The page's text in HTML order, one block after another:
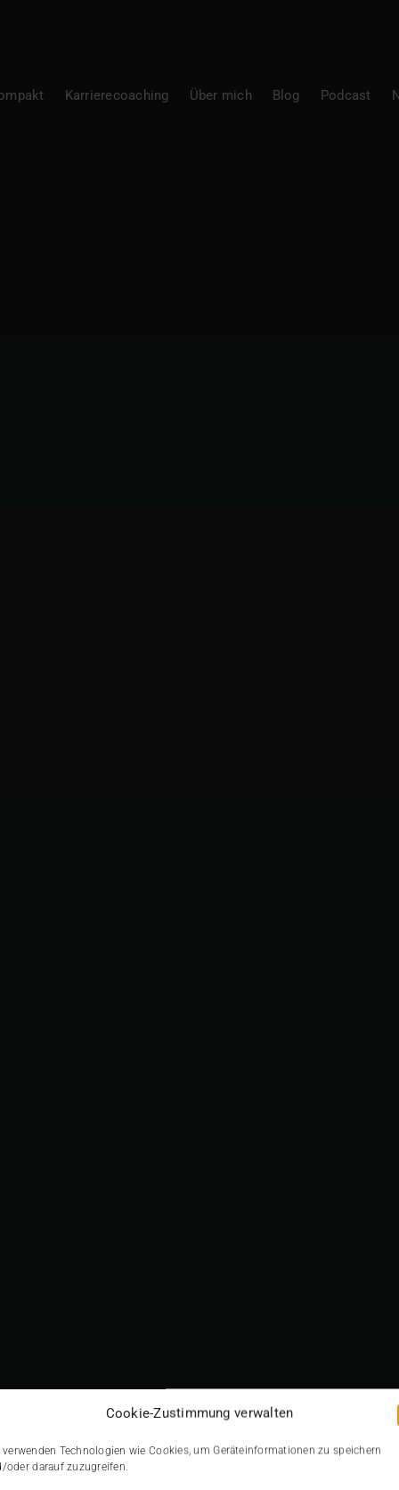
Cookie-Zustimmung verwalten
verwenden Technologien wie Cookies, um Geräteinformationen zu speichern
oder darauf zuzugreifen.
Karrierecoaching Über mich Blog Podcast
Vogel-